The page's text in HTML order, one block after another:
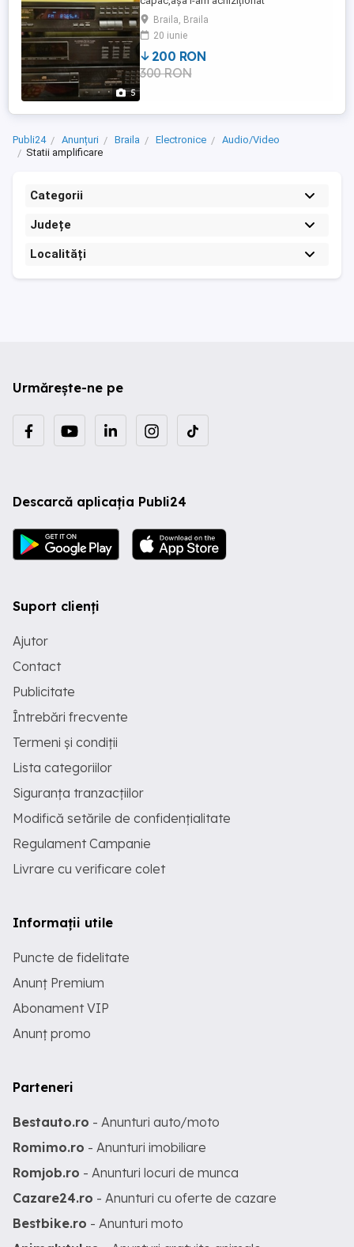
5
Braila, Braila
20 iunie
200 RON
300 RON
Publi24 Anunțuri Braila Electronice
Audio/Video
Statii amplificare
Categorii
Județe
Localități
Urmărește-ne pe
Descarcă aplicația Publi24
Suport clienți
Ajutor
Contact
Publicitate
Întrebări frecvente
Termeni și condiții
Lista categoriilor
Siguranța tranzacțiilor
Modifică setările de confidențialitate
Regulament Campanie
Livrare cu verificare colet
Informații utile
Puncte de fidelitate
Anunț Premium
Abonament VIP
Anunț promo
Parteneri
Bestauto.ro - Anunturi auto/moto
Romimo.ro - Anunturi imobiliare
Romjob.ro - Anunturi locuri de munca
Cazare24.ro - Anunturi cu oferte de cazare
Bestbike.ro - Anunturi moto